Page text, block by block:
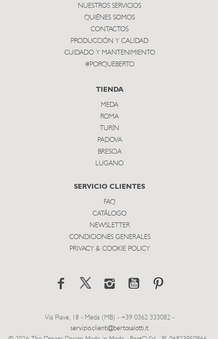
NUESTROS SERVICIOS
QUIÉNES SOMOS
CONTACTOS
PRODUCCIÓN Y CALIDAD
CUIDADO Y MANTENIMIENTO
#PORQUEBERTO
TIENDA
MEDA
ROMA
TURÍN
PADOVA
BRESCIA
LUGANO
SERVICIO CLIENTES
FAQ
CATÁLOGO
NEWSLETTER
CONDICIONES GENERALES
PRIVACY & COOKIE POLICY
Via Piave, 18 - Meda (MB) - +39 0362 333082 -
servizio.clienti@bertosalotti.it